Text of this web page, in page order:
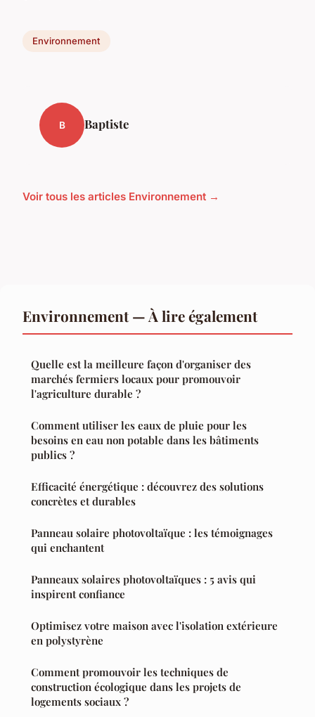
Environnement
B Baptiste
Voir tous les articles Environnement →
Environnement — À lire également
Quelle est la meilleure façon d'organiser des
marchés fermiers locaux pour promouvoir
l'agriculture durable ?
Comment utiliser les eaux de pluie pour les
besoins en eau non potable dans les bâtiments
publics ?
Efficacité énergétique : découvrez des solutions
concrètes et durables
Panneau solaire photovoltaïque : les témoignages
qui enchantent
Panneaux solaires photovoltaïques : 5 avis qui
inspirent confiance
Optimisez votre maison avec l'isolation extérieure
en polystyrène
Comment promouvoir les techniques de
construction écologique dans les projets de
logements sociaux ?